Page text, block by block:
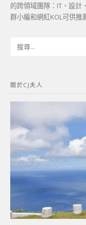
的跨領域團隊：IT、設計
群小編和網紅KOL可供推
字:
關於CJ夫人